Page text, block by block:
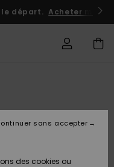
le départ. Acheter
des cookies ou
sans accepter